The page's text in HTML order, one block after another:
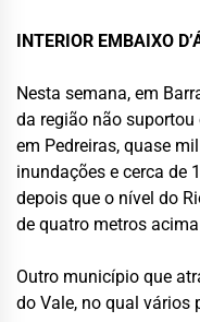
INTERIOR EMBAIXO
Nesta semana, em
da região não suportou
em Pedreiras, quase
inundações e cerca de
depois que o nível do
de quatro metros
Outro município que
do Vale, no qual vários